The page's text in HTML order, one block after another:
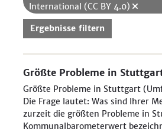
International (CC BY 4.0)
Ergebnisse filtern
Größte Probleme in
Größte Probleme in Stuttgart
Die Frage lautet: Was sind Ihrer
zurzeit die größten Probleme in
Kommunalbarometerwert